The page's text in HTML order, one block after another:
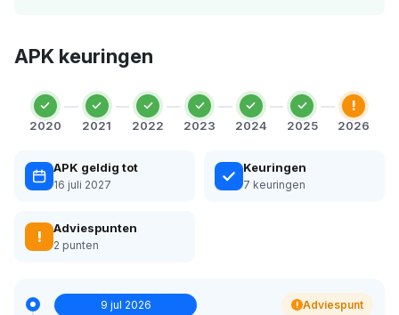
APK keuringen
2020 2021 2022 2023 2024 2025
!
2026
APK geldig tot
16 juli 2027
Keuringen
7 keuringen
! Adviespunten
2 punten
9 jul 2026 ! Adviespunt